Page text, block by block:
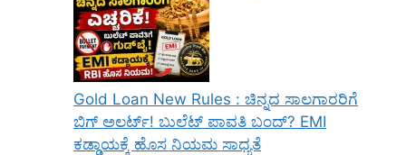
Gold Loan New Rules : ಚಿನ್ನದ ಸಾಲಗಾರರಿಗೆ
ಬಿಗ್ ಅಲರ್ಟ್! ಬುಲೆಟ್ ಪಾವತಿ ಬಂದ್? EMI
ಕಡ್ಡಾಯಕ್ಕೆ ಹೊಸ ನಿಯಮ ಸಾಧ್ಯತೆ